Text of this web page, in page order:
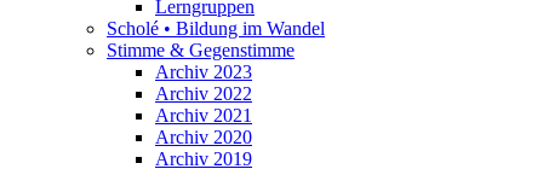
Lerngruppen
Scholé • Bildung im Wandel
Stimme & Gegenstimme
Archiv 2023
Archiv 2022
Archiv 2021
Archiv 2020
Archiv 2019